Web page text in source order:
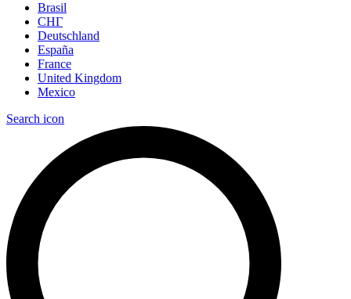
Brasil
СНГ
Deutschland
España
France
United Kingdom
Mexico
Search icon